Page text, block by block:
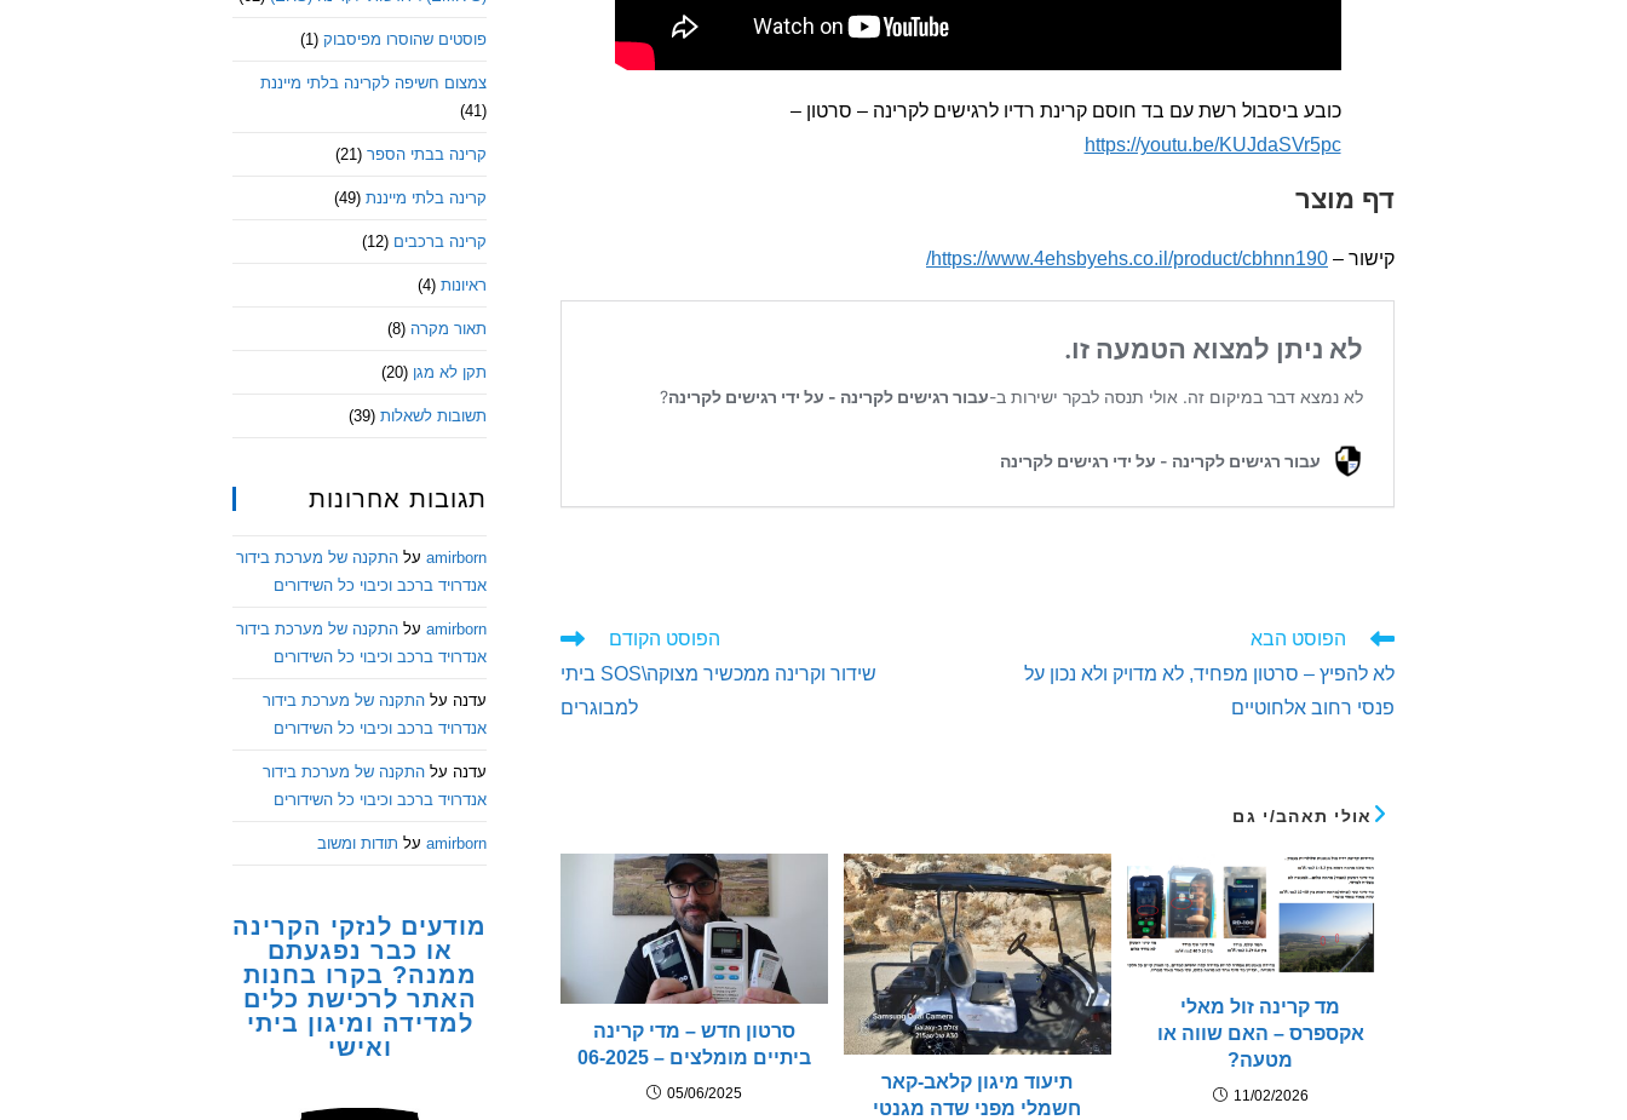
כובע ביסבול רשת עם בד חוסם קרינת רדיו לרגישים לקרינה – סרטון –
https://youtu.be/KUJdaSVr5pc
דף מוצר
קישור – https://www.4ehsbyehs.co.il/product/cbhnn190/
לקרוא
נוספים
הפוסט הקודם
שידור וקרינה ממכשיר מצוקה\SOS ביתי
למבוגרים
הפוסט הבא
לא להפיץ – סרטון מפחיד, לא מדויק ולא נכון על
פנסי רחוב אלחוטיים
אולי תאהב/י גם
סרטון חדש – מדי קרינה
ביתיים מומלצים – 06-2025
05/06/2025
תיעוד מיגון קלאב-קאר
חשמלי מפני שדה מגנטי
מד קרינה זול מאלי
אקספרס – האם שווה או
מטעה?
11/02/2026
פוסטים שהוסרו מפיסבוק (1)
צמצום חשיפה לקרינה בלתי מייננת
(41)
קרינה בבתי הספר (21)
קרינה בלתי מייננת (49)
קרינה ברכבים (12)
ראיונות (4)
תאור מקרה (8)
תקן לא מגן (20)
תשובות לשאלות (39)
תגובות אחרונות
amirborn על התקנה של מערכת בידור
אנדרויד ברכב וכיבוי כל השידורים
amirborn על התקנה של מערכת בידור
אנדרויד ברכב וכיבוי כל השידורים
עדנה על התקנה של מערכת בידור
אנדרויד ברכב וכיבוי כל השידורים
עדנה על התקנה של מערכת בידור
אנדרויד ברכב וכיבוי כל השידורים
amirborn על תודות ומשוב
מודעים לנזקי הקרינה
או כבר נפגעתם
ממנה? בקרו בחנות
האתר לרכישת כלים
למדידה ומיגון ביתי
ואישי